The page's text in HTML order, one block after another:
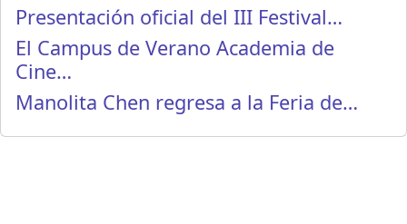
Presentación oficial del III Festival…
El Campus de Verano Academia de
Cine…
Manolita Chen regresa a la Feria de…